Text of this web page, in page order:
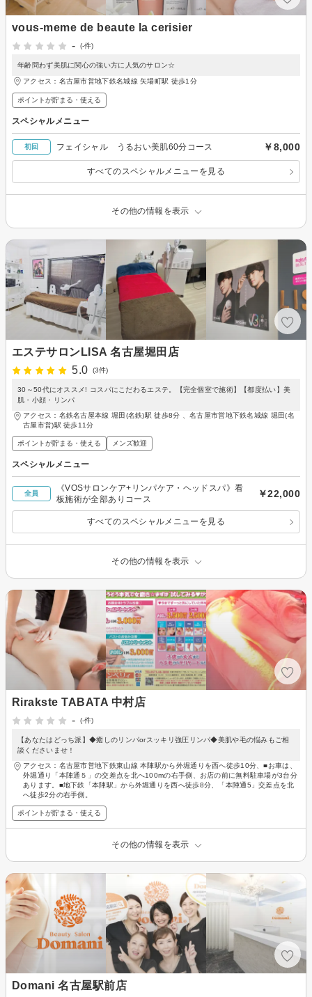
vous-meme de beaute la cerisier
-
(-件)
年齢問わず美肌に関心の強い方に人気のサロン☆
アクセス：名古屋市営地下鉄名城線 矢場町駅 徒歩1分
ポイントが貯まる・使える
スペシャルメニュー
初回 フェイシャル うるおい美肌60分コース ￥8,000
すべてのスペシャルメニューを見る
その他の情報を表示
エステサロンLISA 名古屋堀田店
5.0
(3件)
30～50代にオススメ! コスパにこだわるエステ。【完全個室で施術】【都度払い】美
肌・小顔・リンパ
アクセス：名鉄名古屋本線 堀田(名鉄)駅 徒歩8分 、名古屋市営地下鉄名城線 堀田(名
古屋市営)駅 徒歩11分
ポイントが貯まる・使える メンズ歓迎
スペシャルメニュー
全員
《VOSサロンケア+リンパケア・ヘッドスパ》看
板施術が全部ありコース
￥22,000
すべてのスペシャルメニューを見る
その他の情報を表示
Rirakste TABATA 中村店
-
(-件)
【あなたはどっち派】◆癒しのリンパorスッキリ強圧リンパ◆美肌や毛の悩みもご相
談くださいませ！
アクセス：名古屋市営地下鉄東山線 本陣駅から外堀通りを西へ徒歩10分、■お車は、
外堀通り「本陣通５」の交差点を北へ100mの右手側、お店の前に無料駐車場が3台分
あります。■地下鉄「本陣駅」から外堀通りを西へ徒歩8分、「本陣通5」交差点を北
へ徒歩2分の右手側。
ポイントが貯まる・使える
その他の情報を表示
Domani 名古屋駅前店